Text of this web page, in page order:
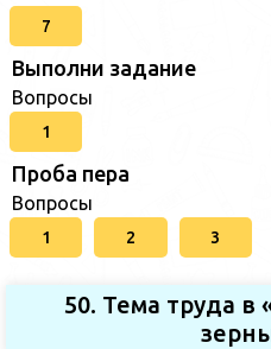
7
Выполни задание
Вопросы
1
Проба пера
Вопросы
1 2 3
50. Тема труда в